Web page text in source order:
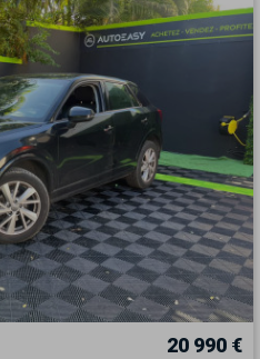
20 990 €